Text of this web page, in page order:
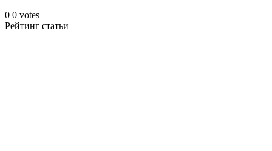
0 0 votes
Рейтинг статьи